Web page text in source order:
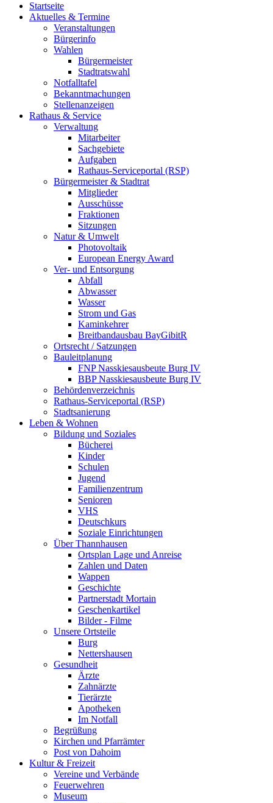
Startseite
Aktuelles & Termine
Veranstaltungen
Bürgerinfo
Wahlen
Bürgermeister
Stadtratswahl
Notfalltafel
Bekanntmachungen
Stellenanzeigen
Rathaus & Service
Verwaltung
Mitarbeiter
Sachgebiete
Aufgaben
Rathaus-Serviceportal (RSP)
Bürgermeister & Stadtrat
Mitglieder
Ausschüsse
Fraktionen
Sitzungen
Natur & Umwelt
Photovoltaik
European Energy Award
Ver- und Entsorgung
Abfall
Abwasser
Wasser
Strom und Gas
Kaminkehrer
Breitbandausbau BayGibitR
Ortsrecht / Satzungen
Bauleitplanung
FNP Nasskiesausbeute Burg IV
BBP Nasskiesausbeute Burg IV
Behördenverzeichnis
Rathaus-Serviceportal (RSP)
Stadtsanierung
Leben & Wohnen
Bildung und Soziales
Bücherei
Kinder
Schulen
Jugend
Familienzentrum
Senioren
VHS
Deutschkurs
Soziale Einrichtungen
Über Thannhausen
Ortsplan Lage und Anreise
Zahlen und Daten
Wappen
Geschichte
Partnerstadt Mortain
Geschenkartikel
Bilder - Filme
Unsere Ortsteile
Burg
Nettershausen
Gesundheit
Ärzte
Zahnärzte
Tierärzte
Apotheken
Im Notfall
Begrüßung
Kirchen und Pfarrämter
Post von Dahoim
Kultur & Freizeit
Vereine und Verbände
Feuerwehren
Museum